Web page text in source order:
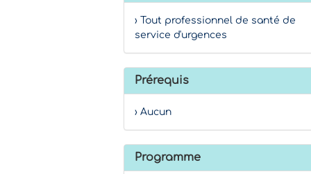
› Tout professionnel de santé de
service d'urgences
Prérequis
› Aucun
Programme